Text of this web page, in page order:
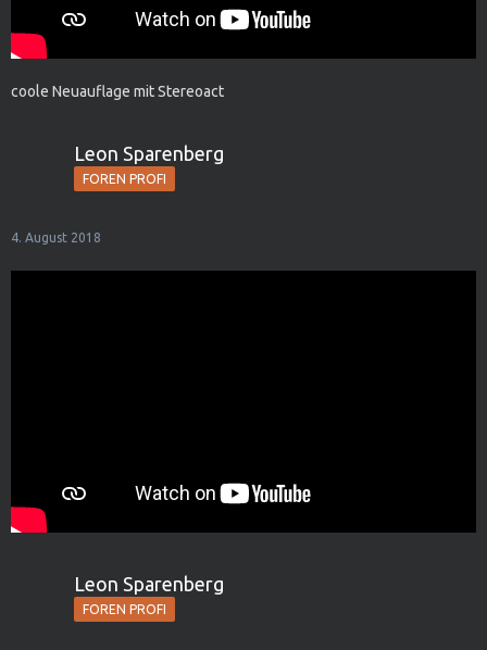
coole Neuauflage mit Stereoact
Leon Sparenberg
FOREN PROFI
4. August 2018
Leon Sparenberg
FOREN PROFI